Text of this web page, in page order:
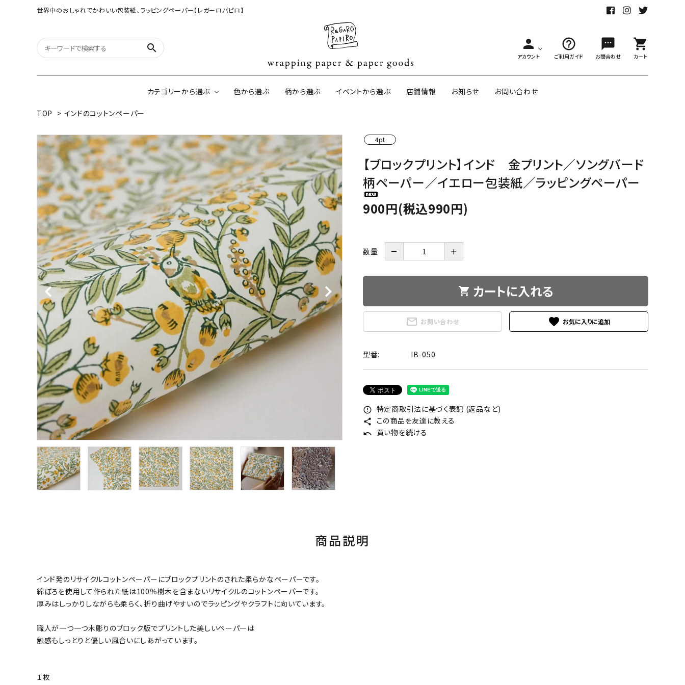
世界中のおしゃれでかわいい包装紙、ラッピングペーパー【レガーロパピロ】
search person
アカウント
help_outline
ご利用ガイド
sms
お問合わせ
shopping_cart
カート
カテゴリーから選ぶ
オリジナル包装紙
（A3相当サイズ）
【大判サイズ】オリジナル包装紙 和紙の包装紙(CAGWA paper)
サイズオーダー受注生産
ネパールの手漉き包装紙
インドのハンドプリントコットン
ペーパー
イギリスのモダン包装紙 イギリスの両面包装紙 アメリカのクリエイター包装紙
ボタニカルダブルサイド包装紙 韓国のデザインペーパー 日本のペーパーブランド ラッピング用リボン・紐
色から選ぶ 柄から選ぶ イベントから選ぶ 店舗情報 お知らせ お問い合わせ
TOP > インドのコットンペーパー
4pt
【ブロックプリント】インド 金プリント／ソングバード
柄ペーパー／イエロー包装紙／ラッピングペーパー
900円(税込990円)
数量 － ＋
shopping_cart カートに入れる
mail_outline お問い合わせ favorite
型番: IB-050
error_outline 特定商取引法に基づく表記 (返品など)
share この商品を友達に教える
undo 買い物を続ける
商品説明
インド発のリサイクルコットンペーパーにブロックプリントのされた柔らかなペーパーです。
綿ぼろを使用して作られた紙は100％樹木を含まないリサイクルのコットンペーパーです。
厚みはしっかりしながらも柔らく、折り曲げやすいのでラッピングやクラフトに向いています。
職人が一つ一つ木彫りのブロック版でプリントした美しいペーパーは
触感もしっとりと優しい風合いにしあがっています。
１枚